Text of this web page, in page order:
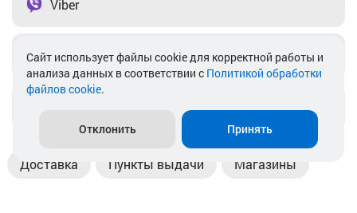
Viber
Telegram
Доставка Пункты выдачи Магазины
Cайт использует файлы cookie для корректной работы и
анализа данных в соответствии с Политикой обработки
файлов cookie.
Отклонить Принять